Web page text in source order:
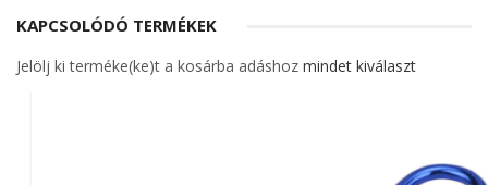
KAPCSOLÓDÓ TERMÉKEK
Jelölj ki terméke(ke)t a kosárba adáshoz mindet kiválaszt